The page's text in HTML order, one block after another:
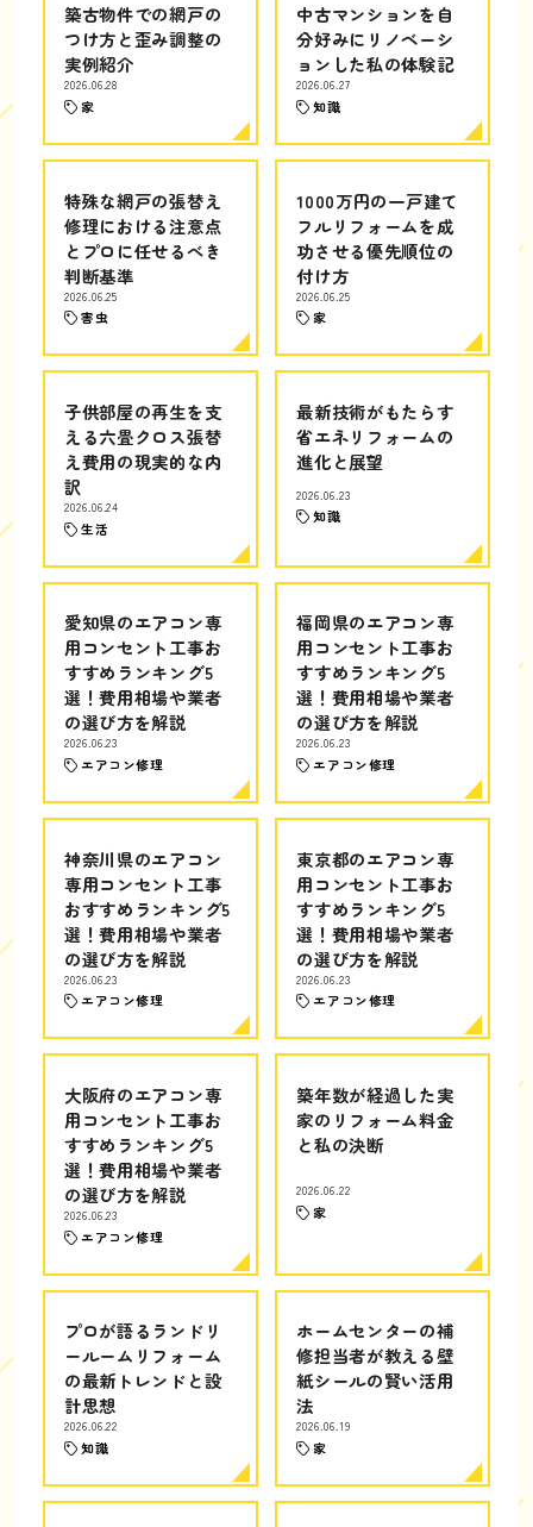
築古物件での網戸の
つけ方と歪み調整の
実例紹介
2026.06.28
家
中古マンションを自
分好みにリノベーシ
ョンした私の体験記
2026.06.27
知識
特殊な網戸の張替え
修理における注意点
とプロに任せるべき
判断基準
2026.06.25
害虫
1000万円の一戸建て
フルリフォームを成
功させる優先順位の
付け方
2026.06.25
家
子供部屋の再生を支
える六畳クロス張替
え費用の現実的な内
訳
2026.06.24
生活
最新技術がもたらす
省エネリフォームの
進化と展望
2026.06.23
知識
愛知県のエアコン専
用コンセント工事お
すすめランキング5
選！費用相場や業者
の選び方を解説
2026.06.23
エアコン修理
福岡県のエアコン専
用コンセント工事お
すすめランキング5
選！費用相場や業者
の選び方を解説
2026.06.23
エアコン修理
神奈川県のエアコン
専用コンセント工事
おすすめランキング5
選！費用相場や業者
の選び方を解説
2026.06.23
エアコン修理
東京都のエアコン専
用コンセント工事お
すすめランキング5
選！費用相場や業者
の選び方を解説
2026.06.23
エアコン修理
大阪府のエアコン専
用コンセント工事お
すすめランキング5
選！費用相場や業者
の選び方を解説
2026.06.23
エアコン修理
築年数が経過した実
家のリフォーム料金
と私の決断
2026.06.22
家
プロが語るランドリ
ールームリフォーム
の最新トレンドと設
計思想
2026.06.22
知識
ホームセンターの補
修担当者が教える壁
紙シールの賢い活用
法
2026.06.19
家